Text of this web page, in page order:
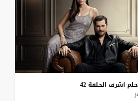
حلم اشرف الحلقة 42